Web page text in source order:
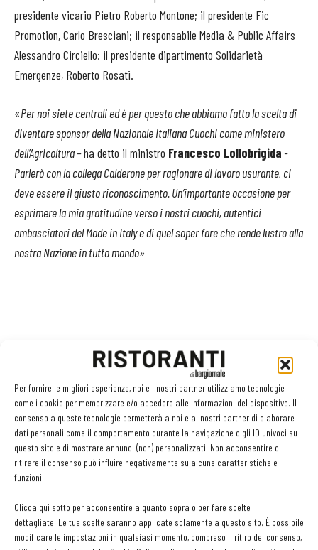
Per fornire le migliori esperienze, noi e i nostri partner utilizziamo tecnologie
come i cookie per memorizzare e/o accedere alle informazioni del dispositivo. Il
consenso a queste tecnologie permetterà a noi e ai nostri partner di elaborare
dati personali come il comportamento durante la navigazione o gli ID univoci su
questo sito e di mostrare annunci (non) personalizzati. Non acconsentire o
ritirare il consenso può influire negativamente su alcune caratteristiche e
funzioni.
Clicca qui sotto per acconsentire a quanto sopra o per fare scelte
dettagliate. Le tue scelte saranno applicate solamente a questo sito. È possibile
modificare le impostazioni in qualsiasi momento, compreso il ritiro del consenso,
presidente vicario Pietro Roberto Montone; il presidente Fic
Promotion, Carlo Bresciani; il responsabile Media & Public Affairs
Alessandro Circiello; il presidente dipartimento Solidarietà
Emergenze, Roberto Rosati.
«Per noi siete centrali ed è per questo che abbiamo fatto la scelta di
diventare sponsor della Nazionale Italiana Cuochi come ministero
dell’Agricoltura –ha detto il ministro Francesco Lollobrigida -
Parlerò con la collega Calderone per ragionare di lavoro usurante, ci
deve essere il giusto riconoscimento. Un’importante occasione per
esprimere la mia gratitudine verso i nostri cuochi, autentici
ambasciatori del Made in Italy e di quel saper fare che rende lustro alla
nostra Nazione in tutto mondo»
Facebook Twitter
Metti il gusto del caffè a tutto pasto